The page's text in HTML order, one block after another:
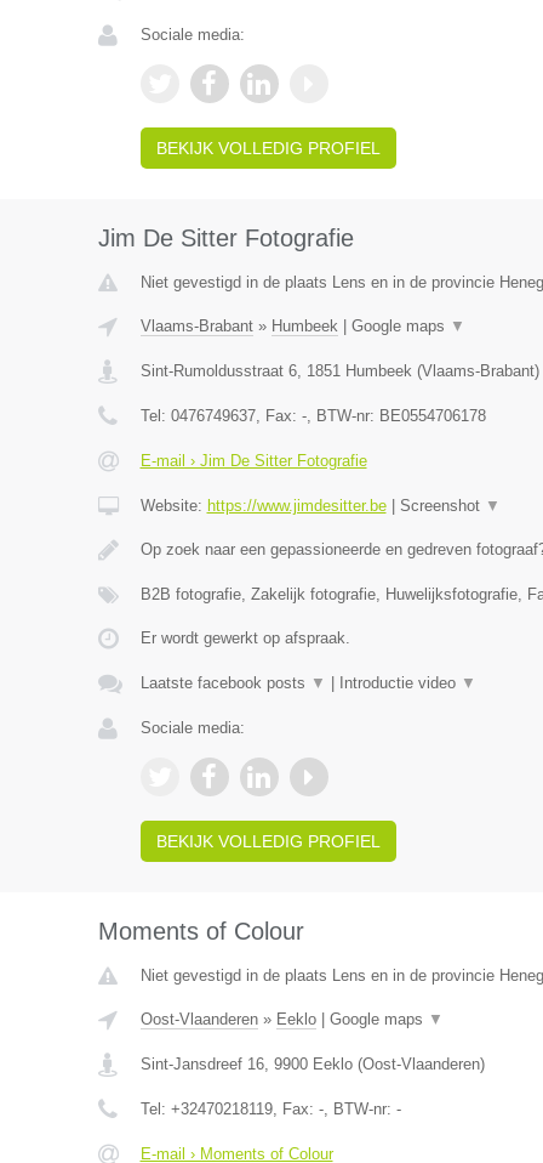
Sociale media:
BEKIJK VOLLEDIG PROFIEL
Jim De Sitter Fotografie
Niet gevestigd in de plaats Lens en in de provincie
Vlaams-Brabant» Humbeek| Google maps ▼
Sint-Rumoldusstraat 6, 1851 Humbeek(Vlaams-Brabant)
Tel: 0476749637, Fax: -, BTW-nr: BE0554706178
E-mail › Jim De Sitter Fotografie
Website: https://www.jimdesitter.be| Screenshot ▼
Op zoek naar een gepassioneerde en gedreven
B2B fotografie, Zakelijk fotografie, Huwelijksfotografie,
Er wordt gewerkt op afspraak.
Laatste facebook posts ▼ Introductie video ▼
Sociale media:
BEKIJK VOLLEDIG PROFIEL
Moments of Colour
Niet gevestigd in de plaats Lens en in de provincie
Oost-Vlaanderen» Eeklo| Google maps ▼
Sint-Jansdreef 16, 9900 Eeklo(Oost-Vlaanderen)
Tel: +32470218119, Fax: -, BTW-nr: -
E-mail › Moments of Colour